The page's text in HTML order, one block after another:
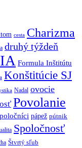
cesta Charizma
druhý týždeň
Formula Inštitútu
Konštitúcie SJ
Nadal ovocie
Povolanie
pápež pútnik
Spoločnosť
Štvrtý sľub